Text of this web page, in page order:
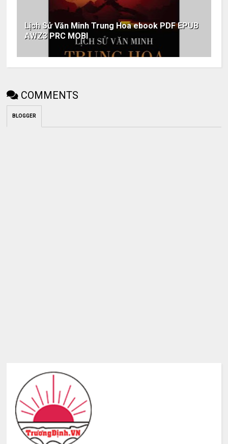
Lịch Sử Văn Minh Trung Hoa ebook PDF EPUB
AWZ3 PRC MOBI
COMMENTS
BLOGGER